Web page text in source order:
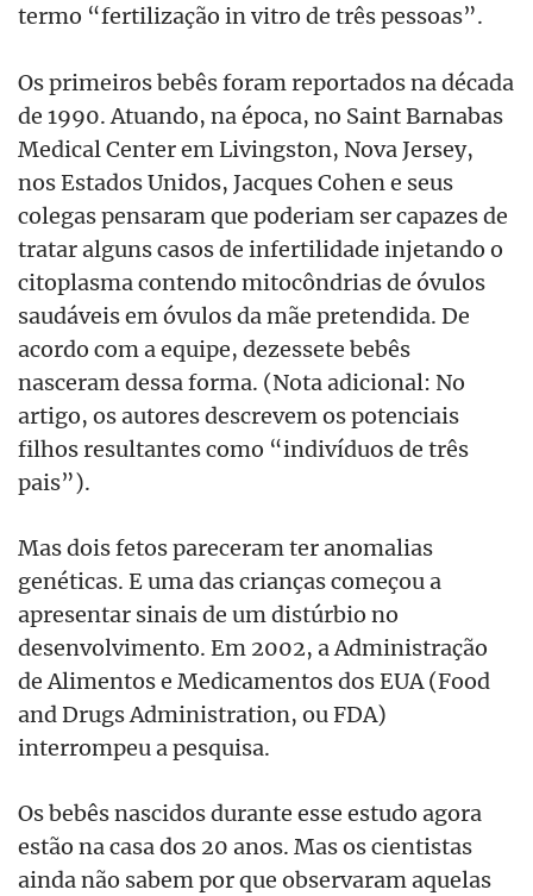
termo “fertilização in vitro de três pessoas”.
Os primeiros bebês foram reportados na década
de 1990. Atuando, na época, no Saint Barnabas
Medical Center em Livingston, Nova Jersey,
nos Estados Unidos, Jacques Cohen e seus
colegas pensaram que poderiam ser capazes de
tratar alguns casos de infertilidade injetando o
citoplasma contendo mitocôndrias de óvulos
saudáveis em óvulos da mãe pretendida. De
acordo com a equipe, dezessete bebês
nasceram dessa forma. (Nota adicional: No
artigo, os autores descrevem os potenciais
filhos resultantes como “indivíduos de três
pais”).
Mas dois fetos pareceram ter anomalias
genéticas. E uma das crianças começou a
apresentar sinais de um distúrbio no
desenvolvimento. Em 2002, a Administração
de Alimentos e Medicamentos dos EUA (Food
and Drugs Administration, ou FDA)
interrompeu a pesquisa.
Os bebês nascidos durante esse estudo agora
estão na casa dos 20 anos. Mas os cientistas
ainda não sabem por que observaram aquelas